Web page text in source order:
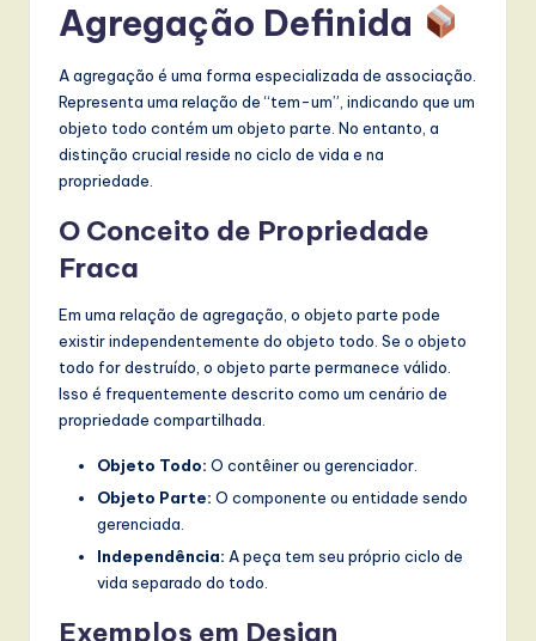
Agregação Definida
A agregação é uma forma especializada de associação.
Representa uma relação de “tem-um”, indicando que um
objeto todo contém um objeto parte. No entanto, a
distinção crucial reside no ciclo de vida e na
propriedade.
O Conceito de Propriedade
Fraca
Em uma relação de agregação, o objeto parte pode
existir independentemente do objeto todo. Se o objeto
todo for destruído, o objeto parte permanece válido.
Isso é frequentemente descrito como um cenário de
propriedade compartilhada.
Objeto Todo: O contêiner ou gerenciador.
Objeto Parte: O componente ou entidade sendo
gerenciada.
Independência: A peça tem seu próprio ciclo de
vida separado do todo.
Exemplos em Design